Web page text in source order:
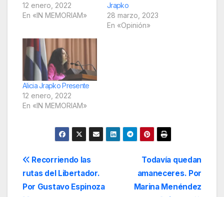
12 enero, 2022
En «IN MEMORIAM»
Jrapko
28 marzo, 2023
En «Opinión»
Alicia Jrapko Presente
12 enero, 2022
En «IN MEMORIAM»
Navegación
de
Todavía quedan
amaneceres. Por
Marina Menéndez
Recorriendo las
rutas del Libertador.
Por Gustavo Espinoza